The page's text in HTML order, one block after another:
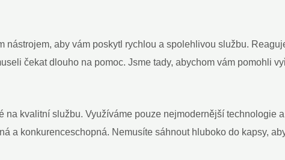
nástrojem, aby vám poskytl rychlou a spolehlivou službu.
čekat dlouho na pomoc. Jsme tady, abychom vám pomohli
na kvalitní službu. Využíváme pouze nejmodernější technologie
a konkurenceschopná. Nemusíte sáhnout hluboko do kapsy,